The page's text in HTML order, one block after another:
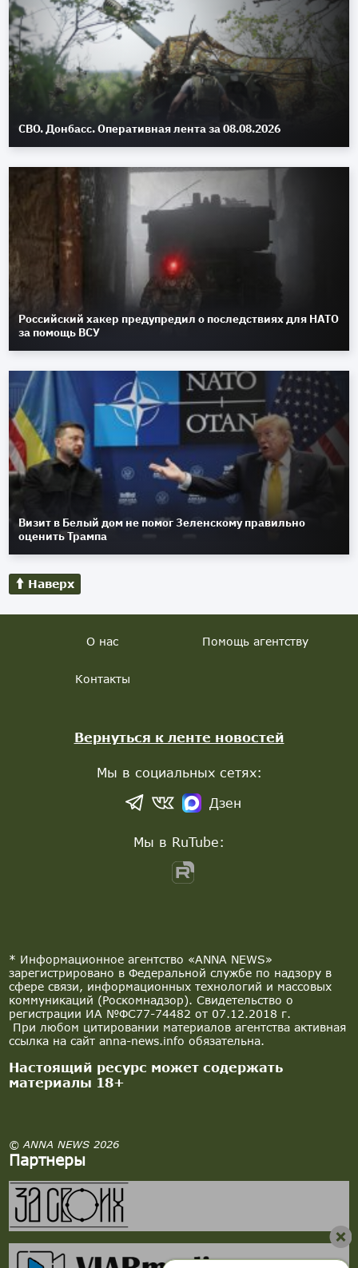
СВО. Донбасс. Оперативная лента за 08.08.2026
Российский хакер предупредил о последствиях для НАТО
за помощь ВСУ
Визит в Белый дом не помог Зеленскому правильно
оценить Трампа
Наверх
* Информационное агентство «ANNA NEWS»
зарегистрировано в Федеральной службе по надзору в
сфере связи, информационных технологий и массовых
коммуникаций (Роскомнадзор). Свидетельство о
регистрации ИА №ФС77-74482 от 07.12.2018 г.
При любом цитировании материалов агентства активная
ссылка на сайт anna-news.info обязательна.
Настоящий ресурс может содержать
материалы 18+
© ANNA NEWS 2026
Партнеры
О нас Помощь агентству
Контакты
Вернуться к ленте новостей
Мы в социальных сетях:
Дзен
Мы в RuTube: